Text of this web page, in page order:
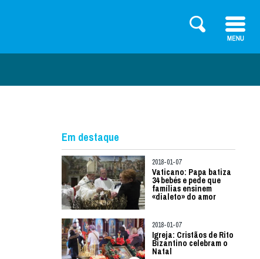
Em destaque
2018-01-07
Vaticano: Papa batiza
34 bebés e pede que
famílias ensinem
«dialeto» do amor
2018-01-07
Igreja: Cristãos de Rito
Bizantino celebram o
Natal